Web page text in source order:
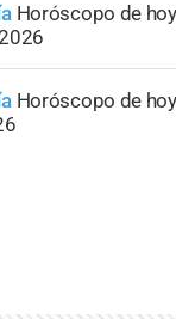
Horóscopo de
Horóscopo de